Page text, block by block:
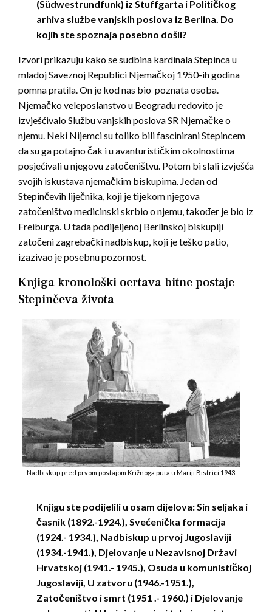
(Südwestrundfunk) iz Stuffgarta i Političkog
arhiva službe vanjskih poslova iz Berlina. Do
kojih ste spoznaja posebno došli?
Izvori prikazuju kako se sudbina kardinala Stepinca u
mladoj Saveznoj Republici Njemačkoj 1950-ih godina
pomna pratila. On je kod nas bio poznata osoba.
Njemačko veleposlanstvo u Beogradu redovito je
izvješćivalo Službu vanjskih poslova SR Njemačke o
njemu. Neki Nijemci su toliko bili fascinirani Stepincem
da su ga potajno čak i u avanturističkim okolnostima
posjećivali u njegovu zatočeništvu. Potom bi slali izvješća
svojih iskustava njemačkim biskupima. Jedan od
Stepinčevih liječnika, koji je tijekom njegova
zatočeništvo medicinski skrbio o njemu, također je bio iz
Freiburga. U tada podijeljenoj Berlinskoj biskupiji
zatočeni zagrebački nadbiskup, koji je teško patio,
izazivao je posebnu pozornost.
Knjiga kronološki ocrtava bitne postaje
Stepinčeva života
Nadbiskup pred prvom postajom Križnoga puta u Mariji Bistrici 1943.
Knjigu ste podijelili u osam dijelova: Sin seljaka i
časnik (1892.-1924.), Svećenička formacija
(1924.- 1934.), Nadbiskup u prvoj Jugoslaviji
(1934.-1941.), Djelovanje u Nezavisnoj Državi
Hrvatskoj (1941.- 1945.), Osuda u komunističkoj
Jugoslaviji, U zatvoru (1946.-1951.),
Zatočeništvo i smrt (1951 .- 1960.) i Djelovanje